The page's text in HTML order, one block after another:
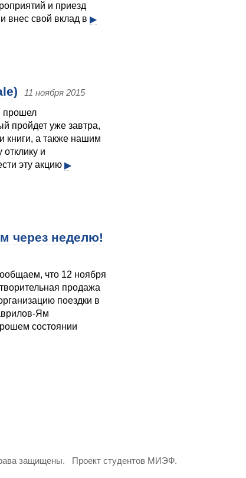
и приезд
внес свой вклад в ▶
11 ноября 2015
прошел
пройдет уже завтра,
книги, а также нашим
и
эту акцию ▶
через неделю!
что 12 ноября
продажа
поездки в
Ям
состоянии
защищены. Проект студентов МИЭФ.